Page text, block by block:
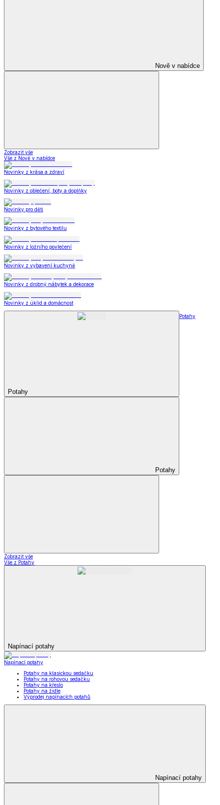
Nově v nabídce
Zobrazit vše
Vše z Nově v nabídce
Novinky z krása a zdraví
Novinky z oblečení, boty a doplňky
Novinky pro děti
Novinky z bytového textilu
Novinky z ložního povlečení
Novinky z vybavení kuchyně
Novinky z drobný nábytek a dekorace
Novinky z úklid a domácnost
Potahy
Potahy
Potahy
Zobrazit vše
Vše z Potahy
Napínací potahy
Napínací potahy
Potahy na klasickou sedačku
Potahy na rohovou sedačku
Potahy na křeslo
Potahy na židle
Výprodej napínacích potahů
Napínací potahy